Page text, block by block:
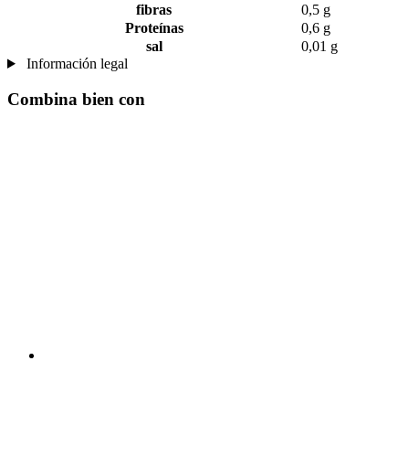
fibras
0,5 g
Proteínas
0,6 g
sal
0,01 g
Información legal
Combina bien con